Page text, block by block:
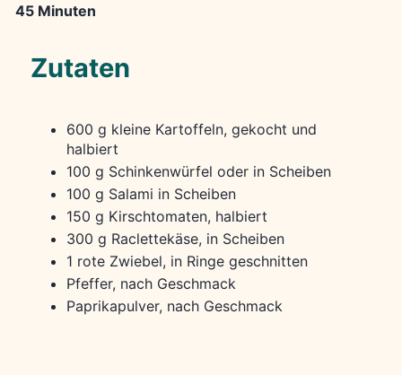
45 Minuten
Zutaten
600 g kleine Kartoffeln, gekocht und
halbiert
100 g Schinkenwürfel oder in Scheiben
100 g Salami in Scheiben
150 g Kirschtomaten, halbiert
300 g Raclettekäse, in Scheiben
1 rote Zwiebel, in Ringe geschnitten
Pfeffer, nach Geschmack
Paprikapulver, nach Geschmack